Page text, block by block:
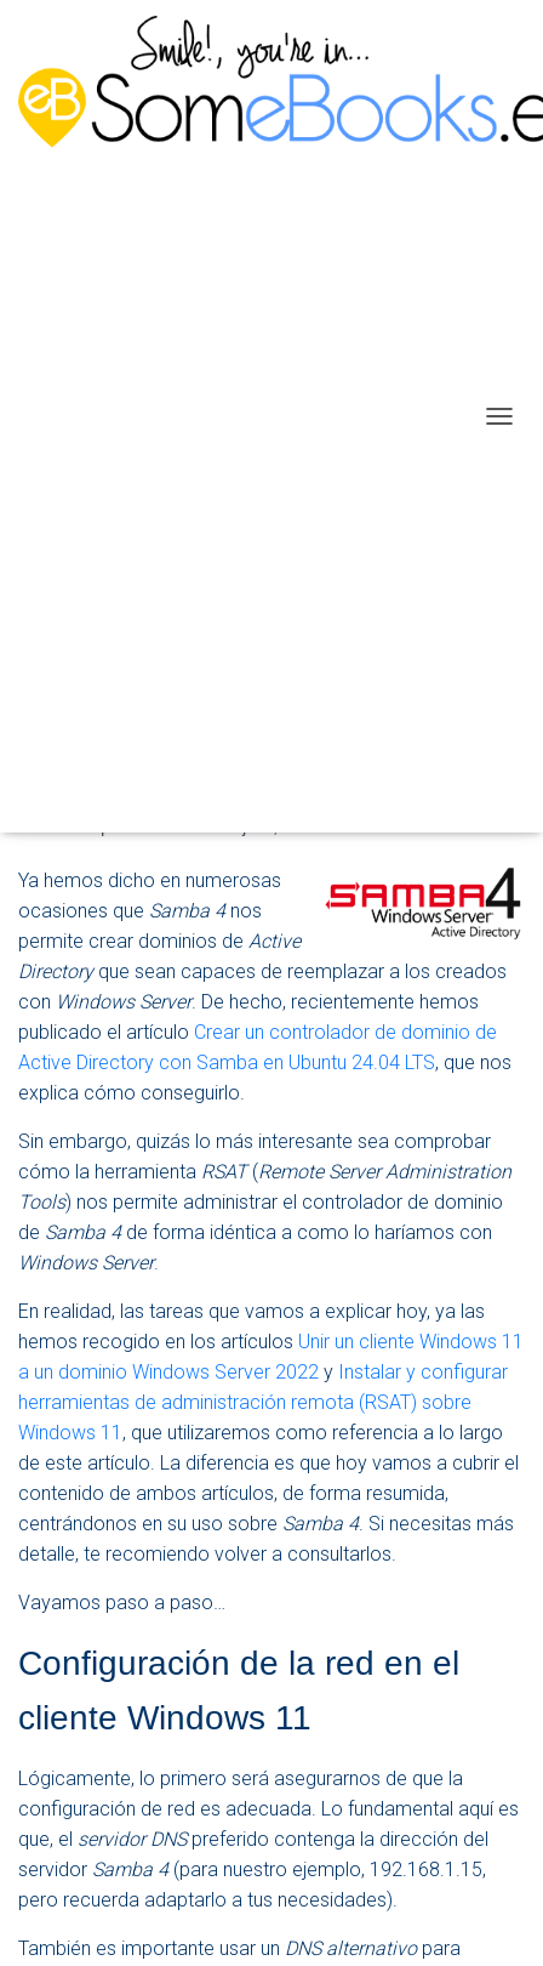
C
I
Ó
N
Ya hemos dicho en numerosas
ocasiones que Samba 4nos
permite crear dominios de Active
Directoryque sean capaces de reemplazar a los creados
con Windows Server. De hecho, recientemente hemos
publicado el artículo Crear un controlador de dominio de
Active Directory con Samba en Ubuntu 24.04 LTS, que nos
explica cómo conseguirlo.
Sin embargo, quizás lo más interesante sea comprobar
cómo la herramienta RSAT(Remote Server Administration
Tools) nos permite administrar el controlador de dominio
de Samba 4de forma idéntica a como lo haríamos con
Windows Server.
En realidad, las tareas que vamos a explicar hoy, ya las
hemos recogido en los artículos Unir un cliente Windows 11
a un dominio Windows Server 2022 y Instalar y configurar
herramientas de administración remota (RSAT) sobre
Windows 11 , que utilizaremos como referencia a lo largo
de este artículo. La diferencia es que hoy vamos a cubrir el
contenido de ambos artículos, de forma resumida,
centrándonos en su uso sobre Samba 4. Si necesitas más
detalle, te recomiendo volver a consultarlos.
Vayamos paso a paso…
Configuración de la red en el
cliente Windows 11
Lógicamente, lo primero será asegurarnos de que la
configuración de red es adecuada. Lo fundamental aquí es
que, el servidor DNSpreferido contenga la dirección del
servidor Samba 4(para nuestro ejemplo, 192.168.1.15,
pero recuerda adaptarlo a tus necesidades).
También es importante usar un DNS alternativopara